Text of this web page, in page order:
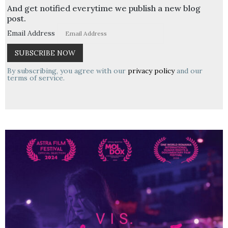
And get notified everytime we publish a new blog
post.
Email Address
By subscribing, you agree with our privacy policyand our
terms of service.